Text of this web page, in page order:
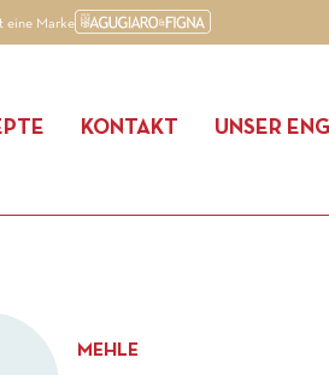
eine Marke
KONTAKT UNSER
MEHLE